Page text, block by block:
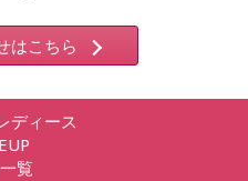
はこちら
ディース
覧